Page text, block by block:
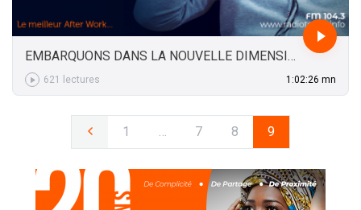
EMBARQUONS DANS LA NOUVELLE DIMENSION DU 26-03-2021 Partie 2
621 lectures
1:02:26 mn
1 … 7 8 9